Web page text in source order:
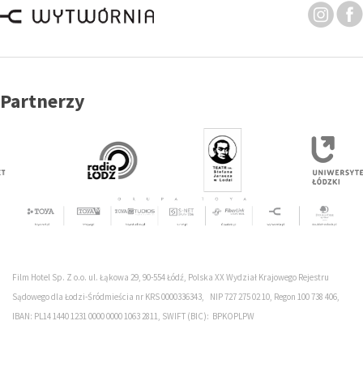
Partnerzy
Film Hotel Sp. Z o.o. ul. Łąkowa 29, 90-554 Łódź, Polska XX Wydział Krajowego Rejestru
Sądowego dla Łodzi-Śródmieścia nr KRS 0000336343, NIP 727 275 02 10, Regon 100 738 406,
IBAN: PL14 1440 1231 0000 0000 1063 2811, SWIFT (BIC): BPKOPLPW